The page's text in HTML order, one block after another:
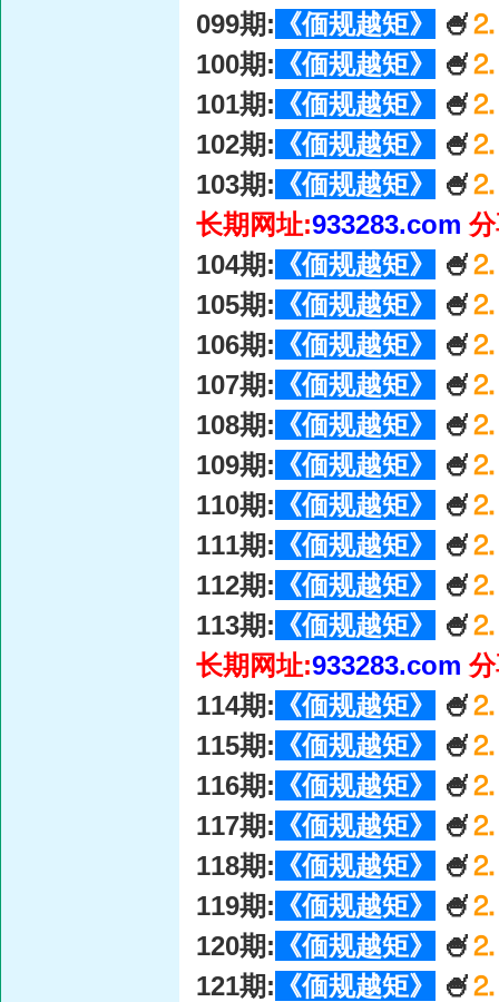
099期: 《偭规越矩》 🍧⒉
100期: 《偭规越矩》 🍧⒉
101期: 《偭规越矩》 🍧⒉
102期: 《偭规越矩》 🍧⒉
103期: 《偭规越矩》 🍧⒉
长期网址:933283.com
104期: 《偭规越矩》 🍧⒉
105期: 《偭规越矩》 🍧⒉
106期: 《偭规越矩》 🍧⒉
107期: 《偭规越矩》 🍧⒉
108期: 《偭规越矩》 🍧⒉
109期: 《偭规越矩》 🍧⒉
110期: 《偭规越矩》 🍧⒉
111期: 《偭规越矩》 🍧⒉
112期: 《偭规越矩》 🍧⒉
113期: 《偭规越矩》 🍧⒉
长期网址:933283.com
114期: 《偭规越矩》 🍧⒉
115期: 《偭规越矩》 🍧⒉
116期: 《偭规越矩》 🍧⒉
117期: 《偭规越矩》 🍧⒉
118期: 《偭规越矩》 🍧⒉
119期: 《偭规越矩》 🍧⒉
120期: 《偭规越矩》 🍧⒉
121期: 《偭规越矩》 🍧⒉